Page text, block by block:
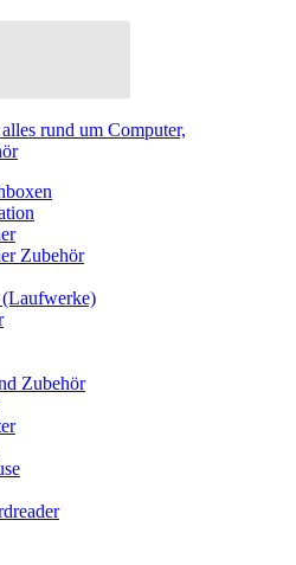
rund um Computer,
Zubehör
(Laufwerke)
Zubehör